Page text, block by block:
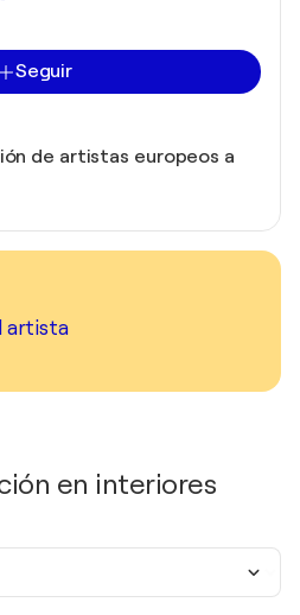
Seguir
de artistas europeos a
artista
en interiores